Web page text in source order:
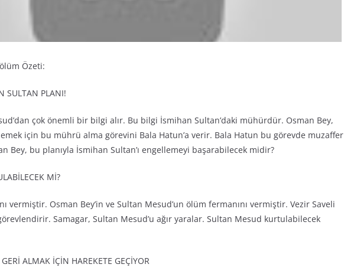
Özeti:
SULTAN PLANI!
çok önemli bir bilgi alır. Bu bilgi İsmihan Sultan’daki mühürdür. Osman Bey,
için bu mührü alma görevini Bala Hatun’a verir. Bala Hatun bu görevde muzaffer
Bey, bu planıyla İsmihan Sultan’ı engellemeyi başarabilecek midir?
Mİ?
vermiştir. Osman Bey’in ve Sultan Mesud’un ölüm fermanını vermiştir. Vezir Saveli
Samagar, Sultan Mesud’u ağır yaralar. Sultan Mesud kurtulabilecek
ALMAK İÇİN HAREKETE GEÇİYOR